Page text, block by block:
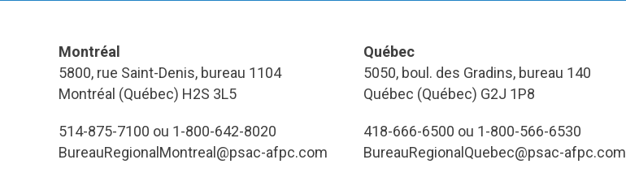
Montréal
5800, rue Saint-Denis, bureau 1104
Montréal (Québec) H2S 3L5
514-875-7100 ou 1-800-642-8020
BureauRegionalMontreal@psac-afpc.com
Québec
5050, boul. des Gradins, bureau 140
Québec (Québec) G2J 1P8
418-666-6500 ou 1-800-566-6530
BureauRegionalQuebec@psac-afpc.com